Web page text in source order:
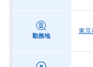
勤務地
東京